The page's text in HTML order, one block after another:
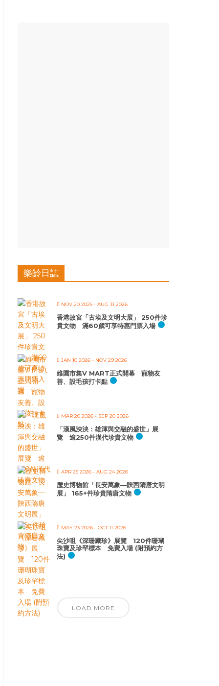
樂齡日誌
NOV 20 2025 - AUG 31 2026
香港故宮「古埃及文明大展」 250件珍
貴文物 滿60歲可享特惠門票入場
JAN 10 2026 - NOV 29 2026
維園市集V MART正式開幕 寵物友
善、設毛孩打卡點
MAR 20 2026 - SEP 20 2026
「漢風泱泱：雄渾與交融的盛世」展
覽 逾250件漢代珍貴文物
APR 25 2026 - AUG 24 2026
歷史博物館「長安萬象—陝西隋唐文明
展」 165+件珍貴隋唐文物
MAY 23 2026 - OCT 11 2026
尖沙咀《深珊藏珍》展覽 120件珊瑚
珠寶及珍罕標本 免費入場 (附預約方
法)
LOAD MORE